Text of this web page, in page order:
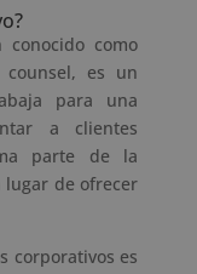
conocido como
counsel, es un
para una
a clientes
parte de la
de ofrecer
corporativos es